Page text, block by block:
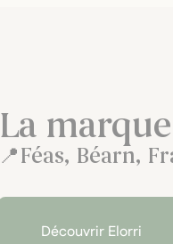
La
Féas, Béarn,
Découvrir Elorri